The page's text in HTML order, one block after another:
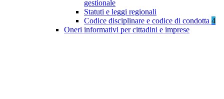
gestionale
Statuti e leggi regionali
Codice disciplinare e codice di condotta 4
Oneri informativi per cittadini e imprese